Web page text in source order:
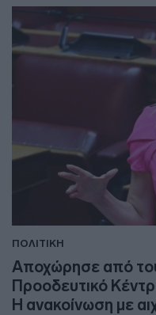
ΠΟΛΙΤΙΚΗ
Αποχώρησε από
Προοδευτικό
Η ανακοίνωση με